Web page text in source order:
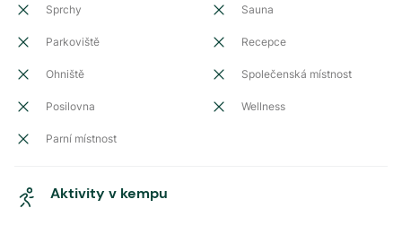
Sprchy Sauna
Parkoviště Recepce
Ohniště Společenská místnost
Posilovna Wellness
Parní místnost
Aktivity v kempu